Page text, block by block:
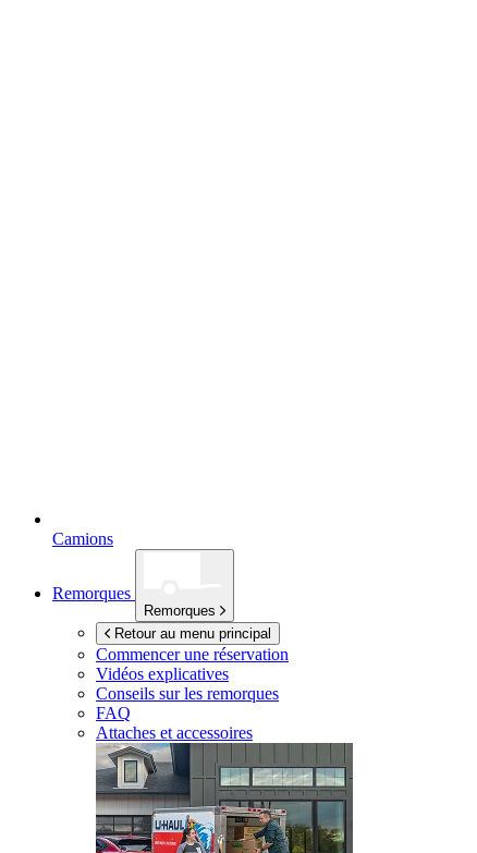
Camions
Remorques
Remorques
Retour au menu principal
Commencer une réservation
Vidéos explicatives
Conseils sur les remorques
FAQ
Attaches et accessoires